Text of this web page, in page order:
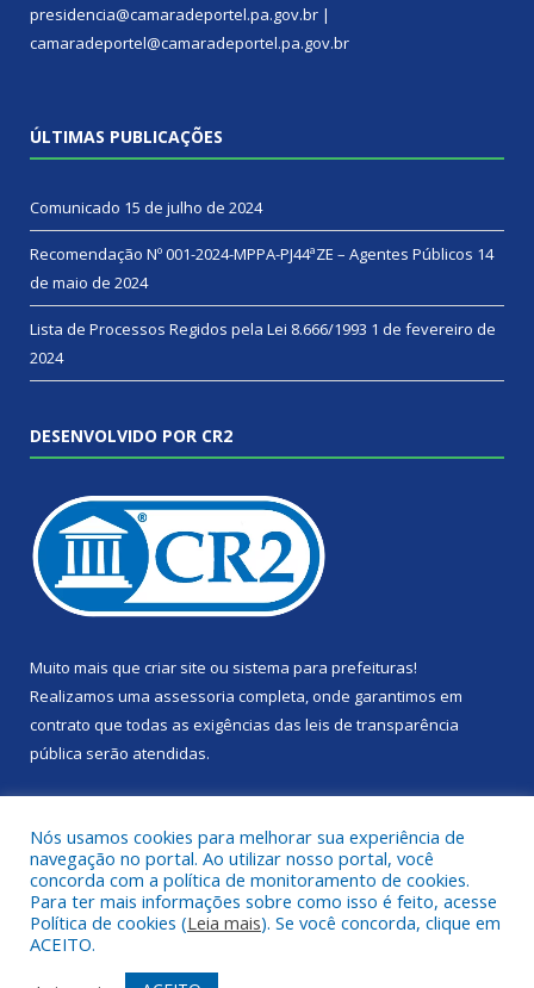
presidencia@camaradeportel.pa.gov.br |
camaradeportel@camaradeportel.pa.gov.br
ÚLTIMAS PUBLICAÇÕES
Comunicado 15 de julho de 2024
Recomendação Nº 001-2024-MPPA-PJ44ªZE – Agentes Públicos 14
de maio de 2024
Lista de Processos Regidos pela Lei 8.666/1993 1 de fevereiro de
2024
DESENVOLVIDO POR CR2
Muito mais que criar site ou sistema para prefeituras!
Realizamos uma assessoria completa, onde garantimos em
contrato que todas as exigências das leis de transparência
pública serão atendidas.
Todos os direitos reservados a Câmara Municipal de Portel.
Nós usamos cookies para melhorar sua experiência de
navegação no portal. Ao utilizar nosso portal, você
concorda com a política de monitoramento de cookies.
Para ter mais informações sobre como isso é feito, acesse
Política de cookies (Leia mais). Se você concorda, clique em
ACEITO.